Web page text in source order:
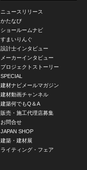
ニュースリリース
かたなび
ショールームナビ
すまいりんぐ
設計士インタビュー
メーカーインタビュー
プロジェクトストーリー
SPECIAL
建材ナビメールマガジン
建材動画チャンネル
建築何でもQ＆A
販売・施工代理店募集
お問合せ
JAPAN SHOP
建築・建材展
ライティング・フェア